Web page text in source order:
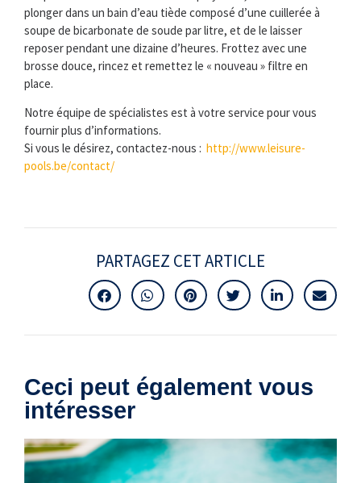
plonger dans un bain d’eau tiède composé d’une cuillerée à
soupe de bicarbonate de soude par litre, et de le laisser
reposer pendant une dizaine d’heures. Frottez avec une
brosse douce, rincez et remettez le « nouveau » filtre en
place.
Notre équipe de spécialistes est à votre service pour vous
fournir plus d’informations.
Si vous le désirez, contactez-nous : http://www.leisure-
pools.be/contact/
PARTAGEZ CET ARTICLE
Ceci peut également vous
intéresser